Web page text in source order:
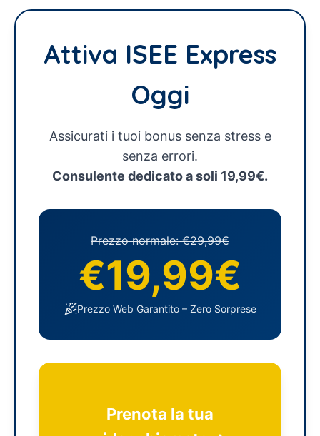
Attiva ISEE Express
Oggi
Assicurati i tuoi bonus senza stress e
senza errori.
Consulente dedicato a soli 19,99€.
Prezzo normale: €29,99€
€19,99€
Prezzo Web Garantito – Zero Sorprese
Prenota la tua